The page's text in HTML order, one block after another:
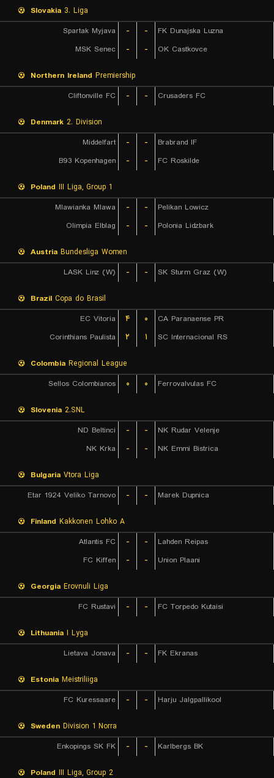
Slovakia 3. Liga
Spartak Myjava
- -
FK Dunajska Luzna
MSK Senec
- - OK Castkovce
Northern Ireland Premiership
Cliftonville FC
- - Crusaders FC
Denmark 2. Division
Middelfart
- -
Brabrand IF
B93 Kopenhagen
- - FC Roskilde
Poland III Liga, Group 1
Mlawianka Mlawa
- -
Pelikan Lowicz
Olimpia Elblag
- - Polonia Lidzbark
Austria Bundesliga Women
LASK Linz (W)
- - SK Sturm Graz (W)
Brazil Copa do Brasil
EC Vitoria
۴ ۰
CA Paranaense PR
Corinthians Paulista
۲ ۱ SC Internacional RS
Colombia Regional League
Sellos Colombianos
۰ ۰ Ferrovalvulas FC
Slovenia 2.SNL
ND Beltinci
- -
NK Rudar Velenje
NK Krka
- - NK Emmi Bistrica
Bulgaria Vtora Liga
Etar 1924 Veliko Tarnovo
- - Marek Dupnica
Finland Kakkonen Lohko A
Atlantis FC
- -
Lahden Reipas
FC Kiffen
- - Union Plaani
Georgia Erovnuli Liga
FC Rustavi
- - FC Torpedo Kutaisi
Lithuania I Lyga
Lietava Jonava
- - FK Ekranas
Estonia Meistriliiga
FC Kuressaare
- - Harju Jalgpallikool
Sweden Division 1 Norra
Enkopings SK FK
- - Karlbergs BK
Poland III Liga, Group 2